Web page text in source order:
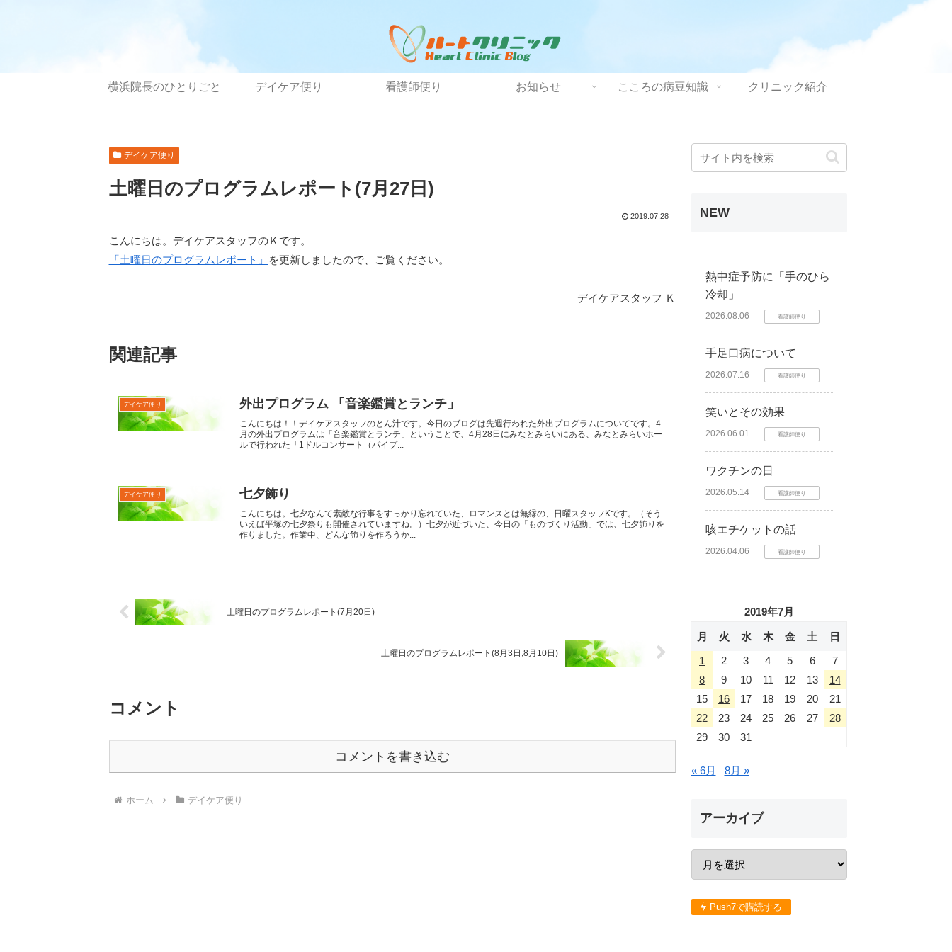
横浜院長のひとりごと デイケア便り 看護師便り お知らせ こころの病豆知識 クリニック紹介
デイケア便り
土曜日のプログラムレポート(7月27日)
2019.07.28
こんにちは。デイケアスタッフのＫです。
「土曜日のプログラムレポート」
を更新しましたので、ご覧ください。
デイケアスタッフ Ｋ
関連記事
デイケア便り 外出プログラム 「音楽鑑賞とランチ」
こんにちは！！デイケアスタッフのとん汁です。今日のブログは先週行われた外出プログラムについてです。4
月の外出プログラムは「音楽鑑賞とランチ」ということで、4月28日にみなとみらいにある、みなとみらいホー
ルで行われた「1ドルコンサート（パイプ...
デイケア便り 七夕飾り
こんにちは。七夕なんて素敵な行事をすっかり忘れていた、ロマンスとは無縁の、日曜スタッフKです。（そう
いえば平塚の七夕祭りも開催されていますね。）七夕が近づいた、今日の「ものづくり活動」では、七夕飾りを
作りました。作業中、どんな飾りを作ろうか...
土曜日のプログラムレポート(7月20日)
土曜日のプログラムレポート(8月3日,8月10日)
コメント
コメントを書き込む
ホーム デイケア便り
NEW
熱中症予防に「手のひら
冷却」
2026.08.06 看護師便り
手足口病について
2026.07.16 看護師便り
笑いとその効果
2026.06.01 看護師便り
ワクチンの日
2026.05.14 看護師便り
咳エチケットの話
2026.04.06 看護師便り
2019年7月
月 火 水 木 金 土
日
1
2 3 4 5 6
7
8
9 10 11 12 13
14
15
16 17 18 19 20
21
22
23 24 25 26 27
28
29
30 31
« 6月 8月 »
アーカイブ
Push7で購読する